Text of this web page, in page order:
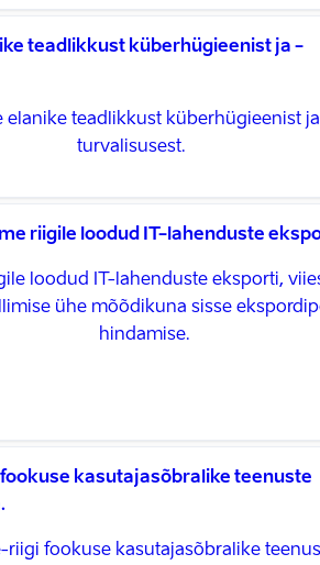
teadlikkust küberhügieenist ja -
elanike teadlikkust küberhügieenist
turvalisusest.
riigile loodud IT-lahenduste
loodud IT-lahenduste eksporti,
ühe mõõdikuna sisse
hindamise.
kasutajasõbralike teenuste
riigi fookuse kasutajasõbralike